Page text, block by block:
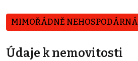
MIMOŘÁDNĚ NEHOSPODÁRNÁ
Údaje k nemovitosti